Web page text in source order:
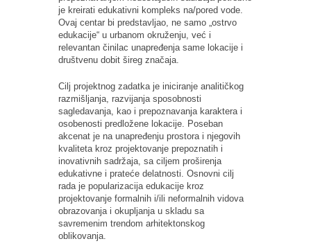
je kreirati edukativni kompleks na/pored vode.
Ovaj centar bi predstavljao, ne samo „ostrvo
edukacije“ u urbanom okruženju, već i
relevantan činilac unapređenja same lokacije i
društvenu dobit šireg značaja.
Cilj projektnog zadatka je iniciranje analitičkog
razmišljanja, razvijanja sposobnosti
sagledavanja, kao i prepoznavanja karaktera i
osobenosti predložene lokacije. Poseban
akcenat je na unapređenju prostora i njegovih
kvaliteta kroz projektovanje prepoznatih i
inovativnih sadržaja, sa ciljem proširenja
edukativne i prateće delatnosti. Osnovni cilj
rada je popularizacija edukacije kroz
projektovanje formalnih i/ili neformalnih vidova
obrazovanja i okupljanja u skladu sa
savremenim trendom arhitektonskog
oblikovanja.